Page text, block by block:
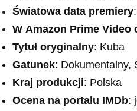
Światowa data premiery
W Amazon Prime Video
Tytuł oryginalny: Kuba
Gatunek: Dokumentalny,
Kraj produkcji: Polska
Ocena na portalu IMDb: